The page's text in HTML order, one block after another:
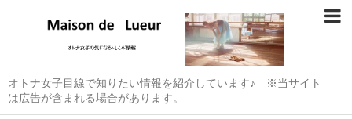
オトナ女子目線で知りたい情報を紹介しています♪ ※当サイト
は広告が含まれる場合があります。